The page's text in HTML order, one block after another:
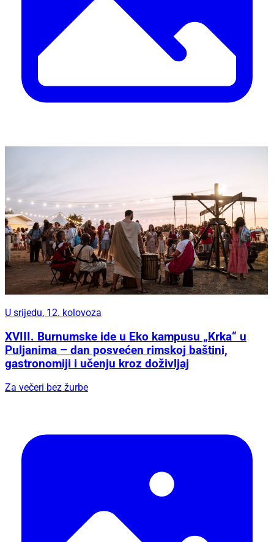
U srijedu, 12. kolovoza
XVIII. Burnumske ide u Eko kampusu „Krka“ u
Puljanima – dan posvećen rimskoj baštini,
gastronomiji i učenju kroz doživljaj
Za večeri bez žurbe